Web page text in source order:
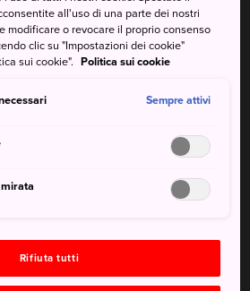
di lame
spada giapponese inizia
tradizionale, la tatara. Per
il Giappone, e oggi, è l'unica
essenziale per questi
questo mestiere tradizionale che è
e si è sviluppato in modo
all'uso di una parte dei nostri
modificare o revocare il proprio consenso
clic su "Impostazioni dei cookie"
sui cookie". Politica sui cookie
Sempre attivi
Rifiuta tutti